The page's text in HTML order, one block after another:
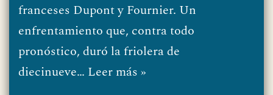
franceses Dupont y Fournier. Un
enfrentamiento que, contra todo
pronóstico, duró la friolera de
diecinueve… Leer más »